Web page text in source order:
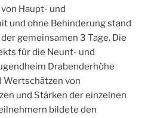
Haupt- und
und ohne Behinderung stand
gemeinsamen 3 Tage. Die
für die Neunt- und
Drabenderhöhe
Wertschätzen von
und Stärken der einzelnen
bildete den